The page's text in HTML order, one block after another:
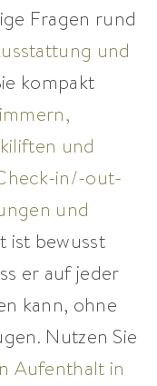
Fragen rund
und
kompakt
und
in/-out-
und
ist bewusst
er auf jeder
kann, ohne
Nutzen Sie
Aufenthalt in